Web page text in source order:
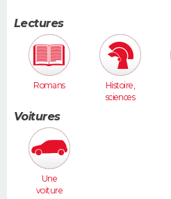
Lectures
Romans
Histoire,
sciences
Voitures
Une
voiture